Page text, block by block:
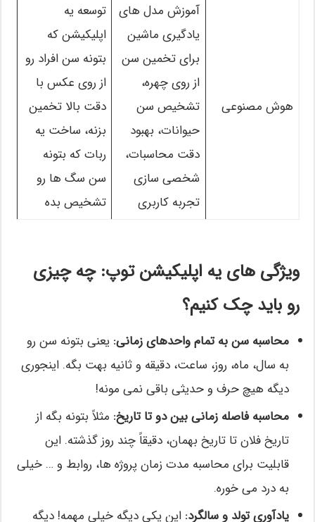
هوش مصنوعی
آموزش مدل های
یادگیری ماشین
برای تخمین سن
از روی چهره،
تشخیص سن
حیوانات، بهبود
دقت محاسبات،
شخصی سازی
تجربه کاربری
توسعه یه
اپلیکیشن که
بتونه سن افراد رو
از روی عکس با
دقت بالا تخمین
بزنه، ساخت یه
ربات که بتونه
سن سگ ها رو
تشخیص بده
ویژگی های یه اپلیکیشن توپ: چه چیزی
رو باید چک کنیم؟
محاسبه سن به تمام واحدهای زمانی: یعنی بتونه سن رو
به سال، ماه، روز، ساعت، دقیقه و ثانیه بهت بگه. اینجوری
دیگه هیچ حرف و حدیثی باقی نمی مونه!
محاسبه فاصله زمانی بین دو تا تاریخ: مثلاً بتونه بگه از
تاریخ فلان تا تاریخ بهمان، دقیقاً چند روز گذشته. این
قابلیت برای محاسبه مدت زمان پروژه ها، روابط و … خیلی
به درد می خوره.
یادآوری تولد و سالگرد: این یکی دیگه خیلی مهمه! دیگه